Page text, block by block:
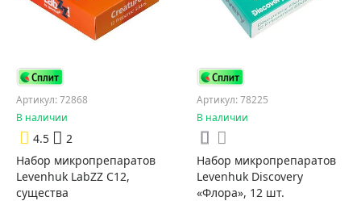
Артикул: 72868
В наличии
4.5
2
Набор микропрепаратов
Levenhuk LabZZ C12,
существа
Артикул: 78225
В наличии
Набор микропрепаратов
Levenhuk Discovery
«Флора», 12 шт.